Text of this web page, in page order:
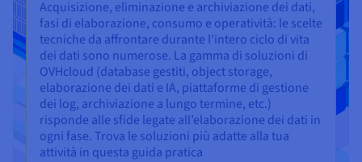
Acquisizione, eliminazione e archiviazione dei dati,
fasi di elaborazione, consumo e operatività: le scelte
tecniche da affrontare durante l'intero ciclo di vita
dei dati sono numerose. La gamma di soluzioni di
OVHcloud (database gestiti, object storage,
elaborazione dei dati e IA, piattaforme di gestione
dei log, archiviazione a lungo termine, etc.)
risponde alle sfide legate all’elaborazione dei dati in
ogni fase. Trova le soluzioni più adatte alla tua
attività in questa guida pratica